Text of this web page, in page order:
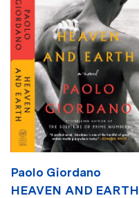
Paolo Giordano
HEAVEN AND EARTH